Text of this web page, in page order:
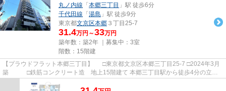
丸ノ内線 「 本郷三丁目 」駅 徒歩6分
千代田線 「 湯島 」駅 徒歩9分
東京都文京区本郷 ３丁目25-7
31.4万円～33万円
築年数：築2年 ｜募集中： 3室
階数：15階建
【プラウドフラット本郷三丁目】 □東京都文京区本郷三丁目25-7 □2024年3月
築 □鉄筋コンクリート造 地上15階建て 本郷三丁目駅から徒歩4分の立地
に建つ賃貸マンションのご紹...